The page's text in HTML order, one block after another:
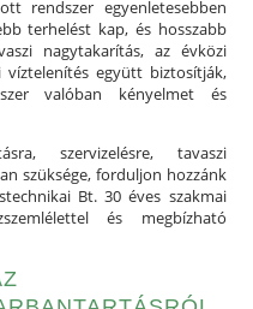
rendszer egyenletesebben
terhelést kap, és hosszabb
nagytakarítás, az évközi
együtt biztosítják,
valóban kényelmet és
szervizelésre, tavaszi
szüksége, forduljon hozzánk
Bt. 30 éves szakmai
és megbízható